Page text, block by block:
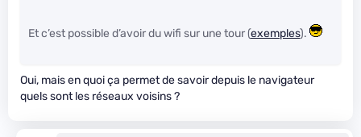
Et c’est possible d’avoir du wifi sur une tour (exemples).
Oui, mais en quoi ça permet de savoir depuis le navigateur
quels sont les réseaux voisins ?